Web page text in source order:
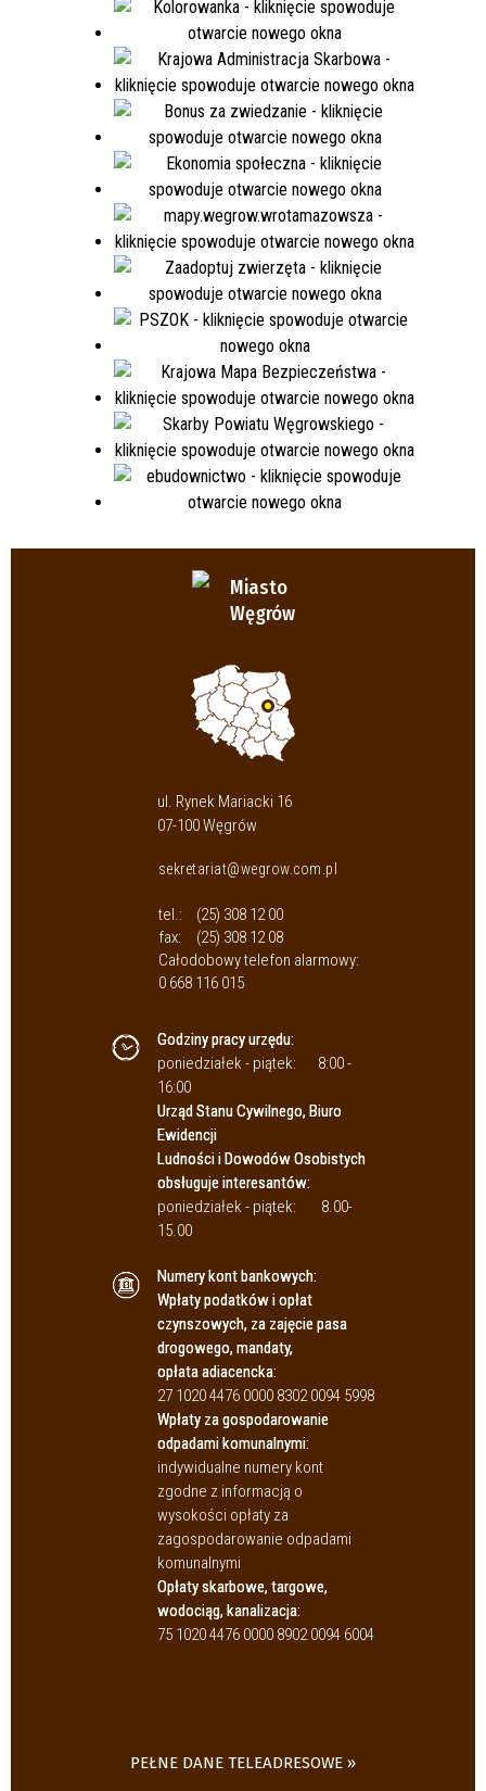
Miasto
Węgrów
ul. Rynek Mariacki 16
07-100 Węgrów
sekretariat@wegrow.com.pl
tel.:
(25) 308 12 00
fax:
(25) 308 12 08
Całodobowy telefon alarmowy:
0 668 116 015
Godziny pracy urzędu:
poniedziałek - piątek:
8:00 -
16:00
Urząd Stanu Cywilnego, Biuro
Ewidencji
Ludności i Dowodów Osobistych
obsługuje interesantów:
poniedziałek - piątek:
8.00-
15.00
Numery kont bankowych:
Wpłaty podatków i opłat
czynszowych, za zajęcie pasa
drogowego, mandaty,
opłata adiacencka:
27 1020 4476 0000 8302 0094 5998
Wpłaty za gospodarowanie
odpadami komunalnymi:
indywidualne numery kont
zgodne z informacją o
wysokości opłaty za
zagospodarowanie odpadami
komunalnymi
Opłaty skarbowe, targowe,
wodociąg, kanalizacja:
75 1020 4476 0000 8902 0094 6004
PEŁNE DANE TELEADRESOWE